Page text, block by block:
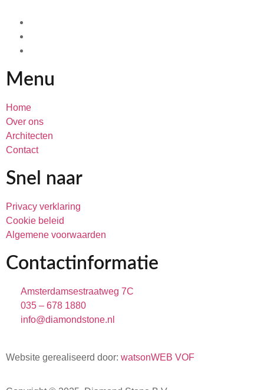
Menu
Home
Over ons
Architecten
Contact
Snel naar
Privacy verklaring
Cookie beleid
Algemene voorwaarden
Contactinformatie
Amsterdamsestraatweg 7C
035 – 678 1880
info@diamondstone.nl
Website gerealiseerd door: watsonWEB VOF